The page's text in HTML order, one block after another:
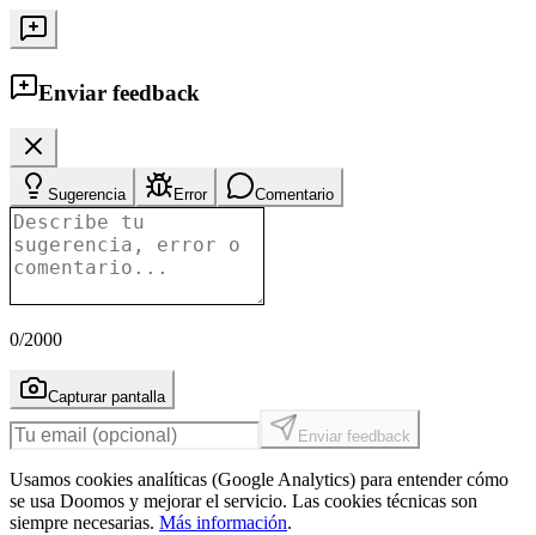
Enviar feedback
Sugerencia Error Comentario
0/2000
Capturar pantalla
Enviar feedback
Usamos cookies analíticas (Google Analytics) para entender cómo
se usa Doomos y mejorar el servicio. Las cookies técnicas son
siempre necesarias. Más información.